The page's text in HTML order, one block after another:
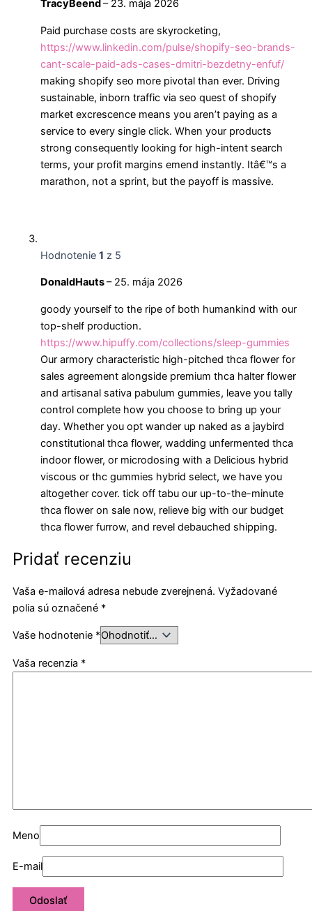
TracyBeend– 23. mája 2026
Paid purchase costs are skyrocketing,
https://www.linkedin.com/pulse/shopify-seo-brands-
cant-scale-paid-ads-cases-dmitri-bezdetny-enfuf/
making shopify seo more pivotal than ever. Driving
sustainable, inborn traffic via seo quest of shopify
market excrescence means you aren’t paying as a
service to every single click. When your products
strong consequently looking for high-intent search
terms, your profit margins emend instantly. Itâ€™s a
marathon, not a sprint, but the payoff is massive.
Hodnotenie 1 z 5
DonaldHauts– 25. mája 2026
goody yourself to the ripe of both humankind with our
top-shelf production.
https://www.hipuffy.com/collections/sleep-gummies
Our armory characteristic high-pitched thca flower for
sales agreement alongside premium thca halter flower
and artisanal sativa pabulum gummies, leave you tally
control complete how you choose to bring up your
day. Whether you opt wander up naked as a jaybird
constitutional thca flower, wadding unfermented thca
indoor flower, or microdosing with a Delicious hybrid
viscous or thc gummies hybrid select, we have you
altogether cover. tick off tabu our up-to-the-minute
thca flower on sale now, relieve big with our budget
thca flower furrow, and revel debauched shipping.
Pridať recenziu
Vaša e-mailová adresa nebude zverejnená. Vyžadované
polia sú označené *
Vaše hodnotenie *
Vaša recenzia *
Meno
E-mail